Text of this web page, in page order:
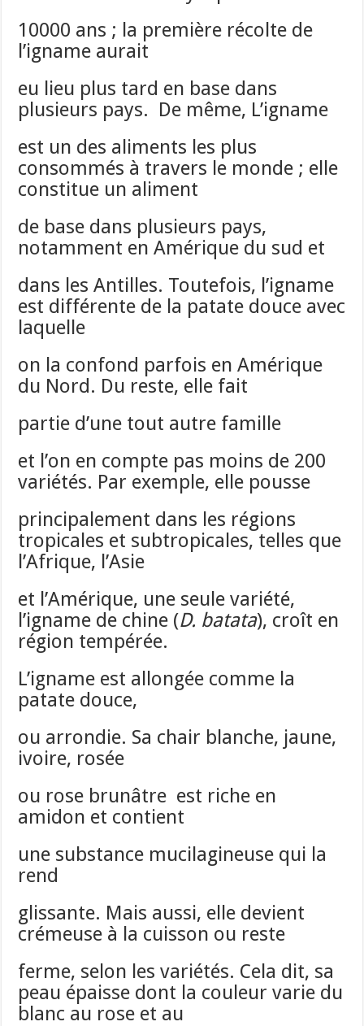
10000 ans ; la première récolte de
l’igname aurait
eu lieu plus tard en base dans
plusieurs pays. De même, L’igname
est un des aliments les plus
consommés à travers le monde ; elle
constitue un aliment
de base dans plusieurs pays,
notamment en Amérique du sud et
dans les Antilles. Toutefois, l’igname
est différente de la patate douce avec
laquelle
on la confond parfois en Amérique
du Nord. Du reste, elle fait
partie d’une tout autre famille
et l’on en compte pas moins de 200
variétés. Par exemple, elle pousse
principalement dans les régions
tropicales et subtropicales, telles que
l’Afrique, l’Asie
et l’Amérique, une seule variété,
l’igname de chine (D. batata), croît en
région tempérée.
L’igname est allongée comme la
patate douce,
ou arrondie. Sa chair blanche, jaune,
ivoire, rosée
ou rose brunâtre est riche en
amidon et contient
une substance mucilagineuse qui la
rend
glissante. Mais aussi, elle devient
crémeuse à la cuisson ou reste
ferme, selon les variétés. Cela dit, sa
peau épaisse dont la couleur varie du
blanc au rose et au